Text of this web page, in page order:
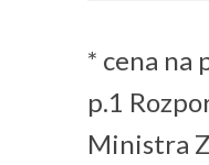
* cena na
p.1
Ministra